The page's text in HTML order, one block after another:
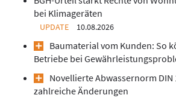
bei Klimageräten
UPDATE 10.08.2026
Baumaterial vom Kunden: So
Betriebe bei
Novellierte Abwassernorm
zahlreiche Änderungen